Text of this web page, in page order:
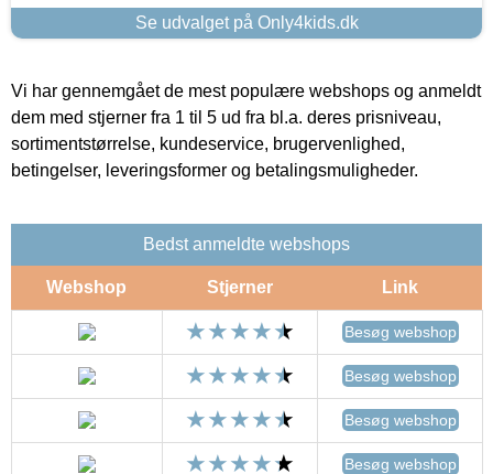
Se udvalget på Only4kids.dk
Vi har gennemgået de mest populære webshops og anmeldt
dem med stjerner fra 1 til 5 ud fra bl.a. deres prisniveau,
sortimentstørrelse, kundeservice, brugervenlighed,
betingelser, leveringsformer og betalingsmuligheder.
Bedst anmeldte webshops
Webshop Stjerner Link
Besøg webshop
Besøg webshop
Besøg webshop
Besøg webshop